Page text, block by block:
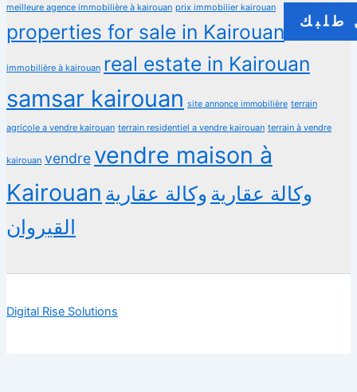
طلبك
meilleure agence immobilière à kairouan prix immobilier kairouan
properties for sale in Kairouan
immobilière à kairouan real estate in Kairouan
samsar kairouan site annonce immobilière terrain
agricole a vendre kairouan terrain residentiel a vendre kairouan terrain à vendre
kairouan vendre vendre maison à
Kairouan
وكالة عقارية وكالة عقارية
القيروان
Digital Rise Solutions